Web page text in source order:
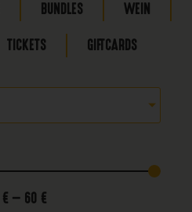
BUNDLES WEIN
TICKETS GIFTCARDS
€ — 60 €